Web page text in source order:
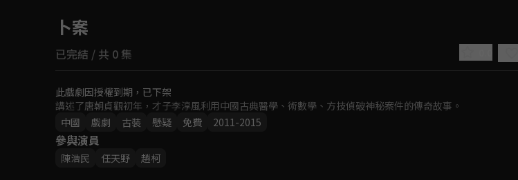
卜案
已完結 / 共 0 集
此戲劇因授權到期，已下架
講述了唐朝貞觀初年，才子李淳風利用中國古典醫學、術數學、方技偵破神秘案件的傳奇故事。
中國
戲劇 古裝 懸疑 免費 2011-2015
參與演員
陳浩民 任天野 趙柯